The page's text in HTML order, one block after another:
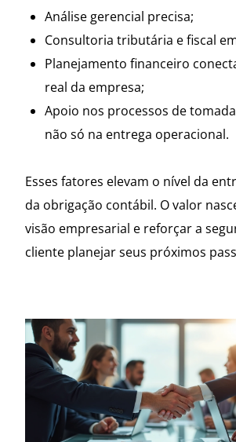
Análise gerencial precisa;
Consultoria tributária e fiscal
Planejamento financeiro
real da empresa;
Apoio nos processos de
não só na entrega operacional.
Esses fatores elevam o nível da
da obrigação contábil. O valor
visão empresarial e reforçar a
cliente planejar seus próximos